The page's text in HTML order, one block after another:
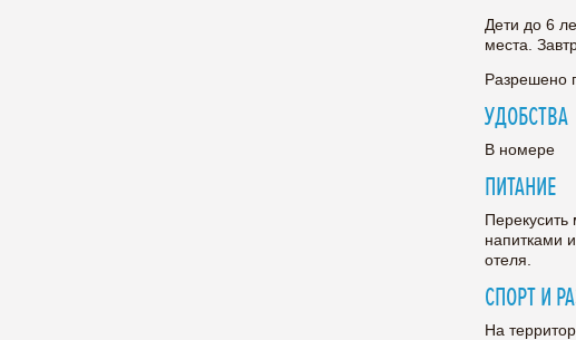
Дети до 6
места.
Разрешено
УДОБСТВА
В номере
ПИТАНИЕ
напитками
отеля.
СПОРТ И
На